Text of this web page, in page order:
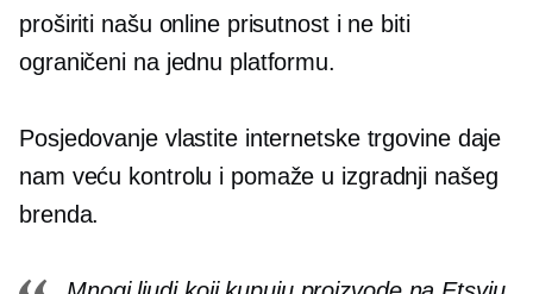
proširiti našu online prisutnost i ne biti
ograničeni na jednu platformu.
Posjedovanje vlastite internetske trgovine daje
nam veću kontrolu i pomaže u izgradnji našeg
brenda.